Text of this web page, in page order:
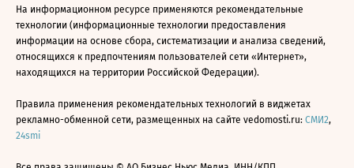
На информационном ресурсе применяются рекомендательные
технологии (информационные технологии предоставления
информации на основе сбора, систематизации и анализа сведений,
относящихся к предпочтениям пользователей сети «Интернет»,
находящихся на территории Российской Федерации).
Правила применения рекомендательных технологий в виджетах
рекламно-обменной сети, размещенных на сайте vedomosti.ru: СМИ2,
24smi